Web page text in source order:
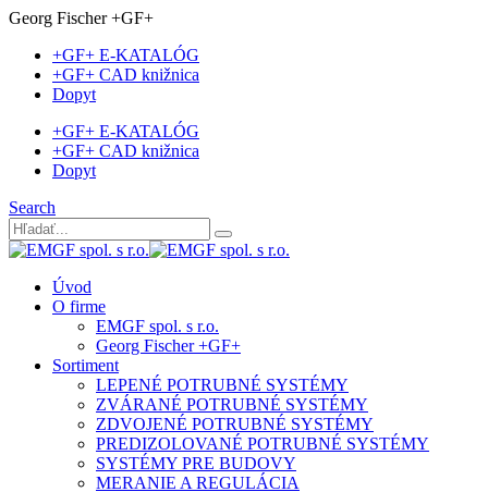
Georg Fischer +GF+
+GF+ E-KATALÓG
+GF+ CAD knižnica
Dopyt
+GF+ E-KATALÓG
+GF+ CAD knižnica
Dopyt
Search
Úvod
O firme
EMGF spol. s r.o.
Georg Fischer +GF+
Sortiment
LEPENÉ POTRUBNÉ SYSTÉMY
ZVÁRANÉ POTRUBNÉ SYSTÉMY
ZDVOJENÉ POTRUBNÉ SYSTÉMY
PREDIZOLOVANÉ POTRUBNÉ SYSTÉMY
SYSTÉMY PRE BUDOVY
MERANIE A REGULÁCIA